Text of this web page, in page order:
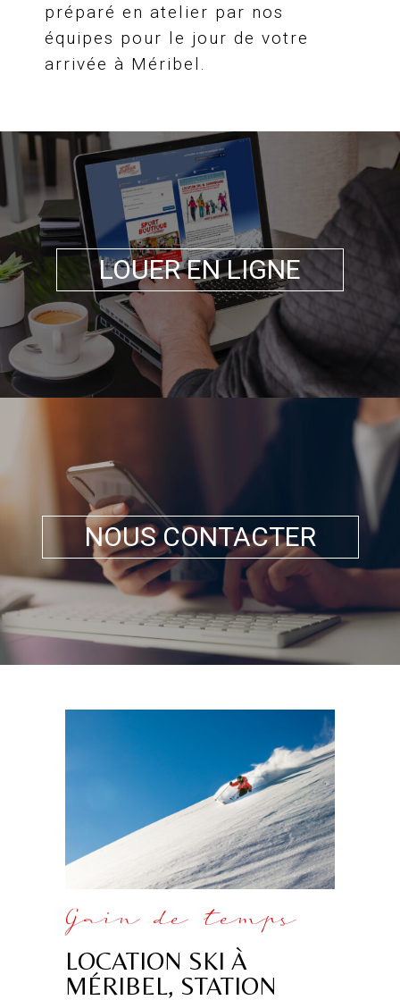
préparé en atelier par nos
équipes pour le jour de votre
arrivée à Méribel.
LOUER EN LIGNE
NOUS CONTACTER
Gain de temps
LOCATION SKI À
MÉRIBEL, STATION